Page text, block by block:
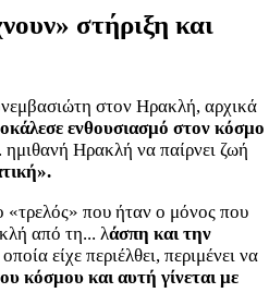
στήριξη και
στον Ηρακλή, αρχικά
ενθουσιασμό στον κόσμο
Ηρακλή να παίρνει ζωή
που ήταν ο μόνος που
από τη... λάσπη και την
είχε περιέλθει, περιμένει να
κόσμου και αυτή γίνεται με